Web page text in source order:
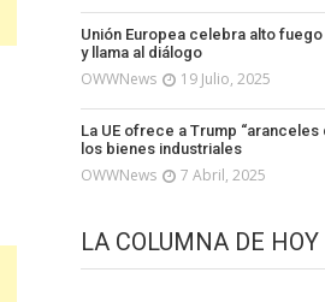
Unión Europea celebra alto fuego
y llama al diálogo
OWWNews 19 Julio, 2025
La UE ofrece a Trump
los bienes industriales
OWWNews 7 Abril, 2025
LA COLUMNA DE HOY